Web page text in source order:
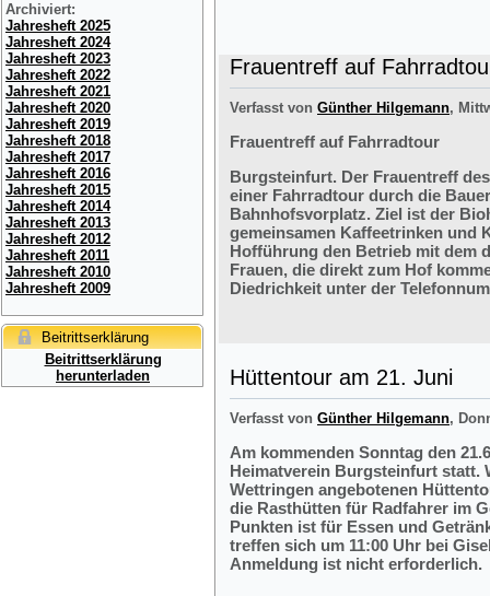
Archiviert:
Jahresheft 2025
Jahresheft 2024
Jahresheft 2023
Jahresheft 2022
Jahresheft 2021
Jahresheft 2020
Jahresheft 2019
Jahresheft 2018
Jahresheft 2017
Jahresheft 2016
Jahresheft 2015
Jahresheft 2014
Jahresheft 2013
Jahresheft 2012
Jahresheft 2011
Jahresheft 2010
Jahresheft 2009
Beitrittserklärung
Beitrittserklärung
herunterladen
Frauentreff auf
Verfasst von Günther Hilgemann,
Frauentreff auf Fahrradtour
Burgsteinfurt. Der Frauentreff
einer Fahrradtour durch die
Bahnhofsvorplatz. Ziel ist der
gemeinsamen Kaffeetrinken und
Hofführung den Betrieb mit dem
Frauen, die direkt zum Hof
Diedrichkeit unter der
Hüttentour am 21. Juni
Verfasst von Günther Hilgemann,
Am kommenden Sonntag den
Heimatverein Burgsteinfurt statt.
Wettringen angebotenen
die Rasthütten für Radfahrer im
Punkten ist für Essen und
treffen sich um 11:00 Uhr bei
Anmeldung ist nicht erforderlich.